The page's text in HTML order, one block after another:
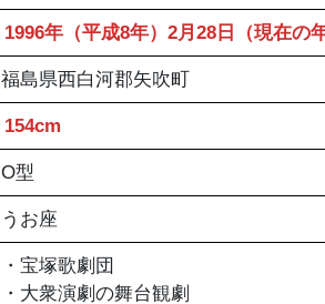
1996年（平成8年）2月28日（現在の
福島県西白河郡矢吹町
154cm
O型
うお座
・宝塚歌劇団
・大衆演劇の舞台観劇